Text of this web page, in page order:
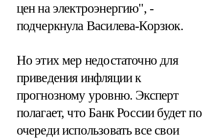
цен на электроэнергию", -
подчеркнула Василева-Корзюк.
Но этих мер недостаточно для
приведения инфляции к
прогнозному уровню. Эксперт
полагает, что Банк России будет по
очереди использовать все свои